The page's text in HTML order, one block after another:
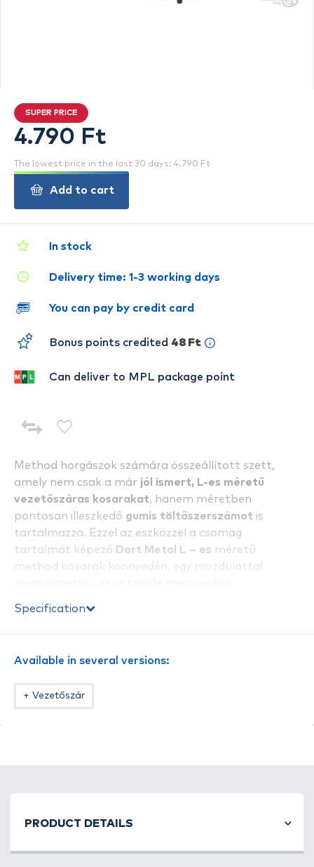
Method horgászok számára összeállított szett,
amely nem csak a már jól ismert, L-es méretű
vezetőszáras kosarakat, hanem méretben
pontosan illeszkedő gumis töltőszerszámot is
tartalmazza. Ezzel az eszközzel a csomag
tartalmát képező Dart Metal L – es méretű
method kosarak könnyedén, egy mozdulattal
Elérhető 35, 45, 55 és 65 grammos változatokban
- 2 db egyforma, vezetőszárral ellátott method
- 1 db töltőszerszám
Specification
Available in several versions:
+ Vezetőszár
In stock
Delivery time: 1-3 working days
You can pay by credit card
Bonus points credited 48 Ft
Can deliver to MPL package point
SUPER PRICE
4.790 Ft
The lowest price in the last 30 days: 4.790 Ft
Add to cart
PRODUCT DETAILS